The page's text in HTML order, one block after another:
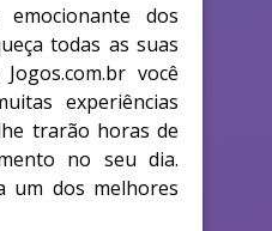
dos
todas as suas
você
experiências
trarão horas de
no seu dia.
um dos melhores